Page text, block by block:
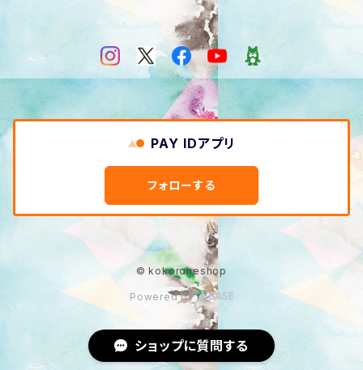
PAY IDアプリ
フォローする
© kokoroneshop
Powered by
ショップに質問する